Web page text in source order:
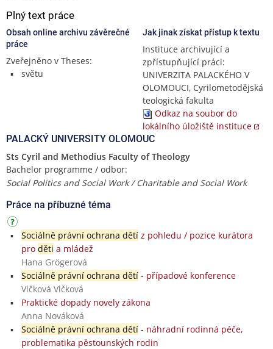
Plný text práce
Obsah online archivu závěrečné
práce
Zveřejněno v Theses:
světu
Jak jinak získat přístup k textu
Instituce archivující a
zpřístupňující práci:
UNIVERZITA PALACKÉHO V
OLOMOUCI, Cyrilometodějská
teologická fakulta
Odkaz na soubor do
lokálního úložiště instituce
PALACKÝ UNIVERSITY OLOMOUC
Sts Cyril and Methodius Faculty of Theology
Bachelor programme / odbor:
Social Politics and Social Work / Charitable and Social Work
Práce na příbuzné téma
Sociálně právní ochrana dětíz pohledu / pozice kurátora
pro děti a mládež
Hana Grögerová
Sociálně právní ochrana dětí- případové konference
Vlčková Vlčková
Praktické dopady novely zákona
Anna Nováková
Sociálně právní ochrana dětí- náhradní rodinná péče,
problematika pěstounských rodin